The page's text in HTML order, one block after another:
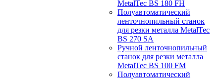
MetalTec BS 180 FH
Полуавтоматический
ленточнопильный станок
для резки металла MetalTec
BS 270 SA
Ручной ленточнопильный
станок для резки металла
MetalTec BS 100 FM
Полуавтоматический